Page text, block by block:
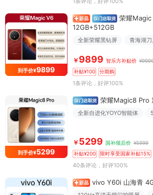
到手价¥9899
荣耀
12GB+512GB
全新荣耀黑钻屏 青海湖
￥ 9899 智乐方补贴价
补贴¥100
分期购
1条评论 ，好评100%
到手价¥5299
荣耀Magic8 Pro
全新自进化YOYO智能体
￥ 5299 国补领后价 ¥5999
补贴¥200
限时享受国家补贴15%
40条评论 ，好评100%
vivo Y60i 山海青